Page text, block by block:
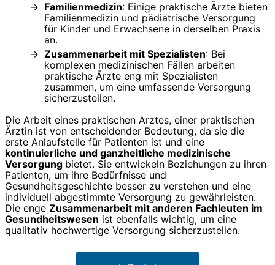
Familienmedizin: Einige praktische Ärzte bieten
Familienmedizin und pädiatrische Versorgung
für Kinder und Erwachsene in derselben Praxis
an.
Zusammenarbeit mit Spezialisten: Bei
komplexen medizinischen Fällen arbeiten
praktische Ärzte eng mit Spezialisten
zusammen, um eine umfassende Versorgung
sicherzustellen.
Die Arbeit eines praktischen Arztes, einer praktischen
Ärztin ist von entscheidender Bedeutung, da sie die
erste Anlaufstelle für Patienten ist und eine
kontinuierliche und ganzheitliche medizinische
Versorgung bietet. Sie entwickeln Beziehungen zu ihren
Patienten, um ihre Bedürfnisse und
Gesundheitsgeschichte besser zu verstehen und eine
individuell abgestimmte Versorgung zu gewährleisten.
Die enge Zusammenarbeit mit anderen Fachleuten im
Gesundheitswesen ist ebenfalls wichtig, um eine
qualitativ hochwertige Versorgung sicherzustellen.